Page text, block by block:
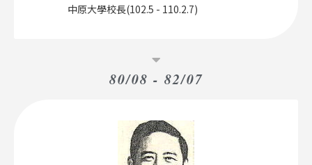
中原大學校長(102.5 - 110.2.7)
80/08 - 82/07